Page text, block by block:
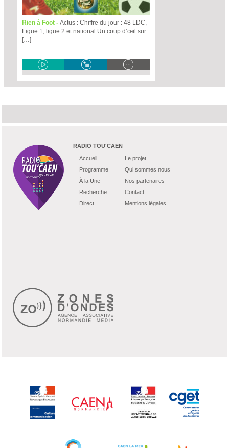
Rien à Foot - Actus : Chiffre du jour : 48 LDC,
Ligue 1, ligue 2 et national Un coup d’œil sur
[…]
RADIO TOU'CAEN
Accueil
Programme
À la Une
Recherche
Direct
Le projet
Qui sommes nous
Nos partenaires
Contact
Mentions légales